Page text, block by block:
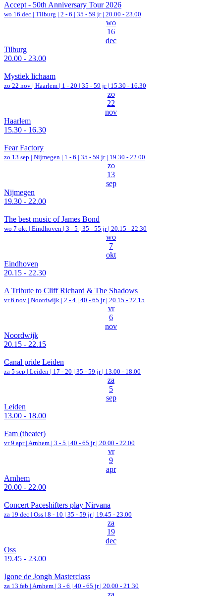
Accept - 50th Anniversary Tour 2026
wo 16 dec | Tilburg | 2 - 6 | 35 - 59 jr | 20.00 - 23.00
wo
16
dec
Tilburg
20.00 - 23.00
Mystiek lichaam
zo 22 nov | Haarlem | 1 - 20 | 35 - 59 jr | 15.30 - 16.30
zo
22
nov
Haarlem
15.30 - 16.30
Fear Factory
zo 13 sep | Nijmegen | 1 - 6 | 35 - 59 jr | 19.30 - 22.00
zo
13
sep
Nijmegen
19.30 - 22.00
The best music of James Bond
wo 7 okt | Eindhoven | 3 - 5 | 35 - 55 jr | 20.15 - 22.30
wo
7
okt
Eindhoven
20.15 - 22.30
A Tribute to Cliff Richard & The Shadows
vr 6 nov | Noordwijk | 2 - 4 | 40 - 65 jr | 20.15 - 22.15
vr
6
nov
Noordwijk
20.15 - 22.15
Canal pride Leiden
za 5 sep | Leiden | 17 - 20 | 35 - 59 jr | 13.00 - 18.00
za
5
sep
Leiden
13.00 - 18.00
Fam (theater)
vr 9 apr | Arnhem | 3 - 5 | 40 - 65 jr | 20.00 - 22.00
vr
9
apr
Arnhem
20.00 - 22.00
Concert Paceshifters play Nirvana
za 19 dec | Oss | 8 - 10 | 35 - 59 jr | 19.45 - 23.00
za
19
dec
Oss
19.45 - 23.00
Igone de Jongh Masterclass
za 13 feb | Arnhem | 3 - 6 | 40 - 65 jr | 20.00 - 21.30
za